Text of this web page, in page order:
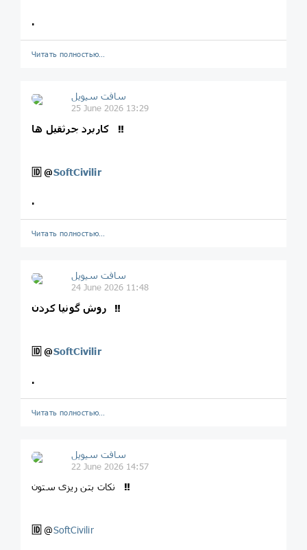
.
Читать полностью…
سافت سیویل
25 June 2026 13:29
کاربرد جرثقیل ها ‼️
🆔@SoftCivilir
.
Читать полностью…
سافت سیویل
24 June 2026 11:48
روش گونیا کردن ‼️
🆔@SoftCivilir
.
Читать полностью…
سافت سیویل
22 June 2026 14:57
نکات بتن ریزی ستون ‼️
🆔 @SoftCivilir